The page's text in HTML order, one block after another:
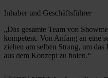
Inhaber und Geschäftsführer
„Das gesamte Team von
kompetent. Von Anfang an eine
ziehen am selben Strang, um
aus dem Konzept zu holen.“